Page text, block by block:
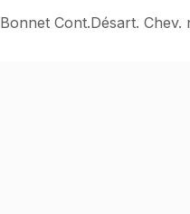
Bonnet Cont.Désart.